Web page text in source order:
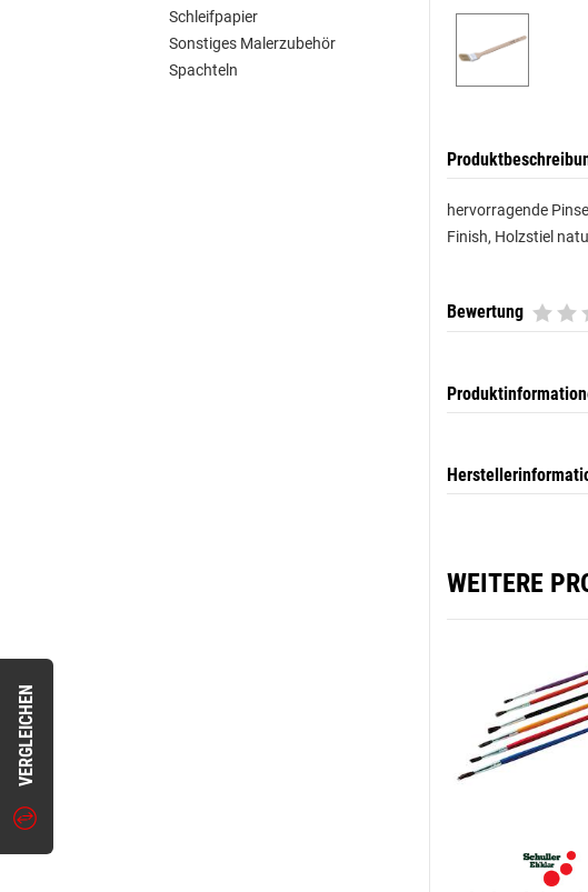
VERGLEICHEN
Schleifpapier
Sonstiges Malerzubehör
Spachteln
hervorragende
Finish, Holzstiel
Bewertung
WEITERE